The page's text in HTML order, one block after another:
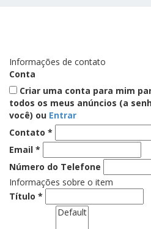
Informações de contato
Conta
Criar uma conta para mim
todos os meus anúncios (a
você) ou Entrar
Contato *
Email *
Número do Telefone
Informações sobre o item
Título *